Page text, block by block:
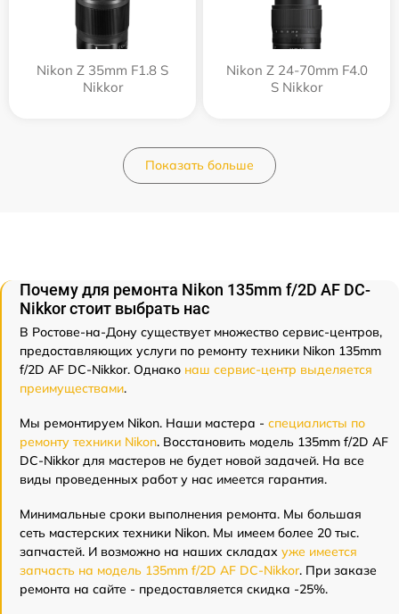
Nikon Z 35mm F1.8 S
Nikkor
Nikon Z 24-70mm F4.0
S Nikkor
Показать больше
Почему для ремонта Nikon 135mm f/2D AF DC-
Nikkor стоит выбрать нас
В Ростове-на-Дону существует множество сервис-центров,
предоставляющих услуги по ремонту техники Nikon 135mm
f/2D AF DC-Nikkor. Однако наш сервис-центр выделяется
преимуществами.
Мы ремонтируем Nikon. Наши мастера - специалисты по
ремонту техники Nikon. Восстановить модель 135mm f/2D AF
DC-Nikkor для мастеров не будет новой задачей. На все
виды проведенных работ у нас имеется гарантия.
Минимальные сроки выполнения ремонта. Мы большая
сеть мастерских техники Nikon. Мы имеем более 20 тыс.
запчастей. И возможно на наших складах уже имеется
запчасть на модель 135mm f/2D AF DC-Nikkor. При заказе
ремонта на сайте - предоставляется скидка -25%.